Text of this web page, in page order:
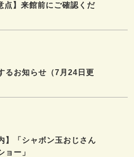
点】来館前にご確認くだ
るお知らせ（7月24日更
】「シャボン玉おじさん
ョー」